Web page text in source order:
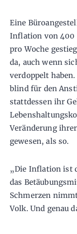
Eine
Inflation von 400
pro Woche
da, auch wenn
verdoppelt
blind für den
stattdessen ihr
Veränderung
gewesen, als so.
„Die Inflation ist
das
Schmerzen
Volk. Und genau